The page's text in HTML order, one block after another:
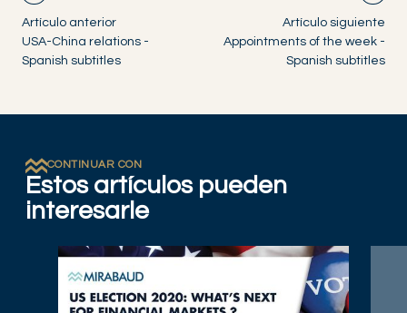
Artículo anterior
USA-China relations -
Spanish subtitles
Artículo siguiente
Appointments of the week -
Spanish subtitles
CONTINUAR CON
Estos artículos pueden
interesarle